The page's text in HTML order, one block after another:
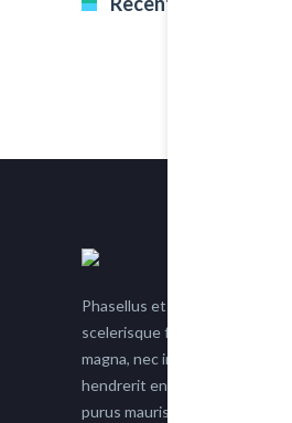
Phasellus et nisl tellus. Etiam
scelerisque faucibus. Proin
magna, nec imperdiet lacus
hendrerit enim non justo
purus mauris.